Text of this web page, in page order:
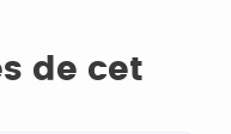
de cet